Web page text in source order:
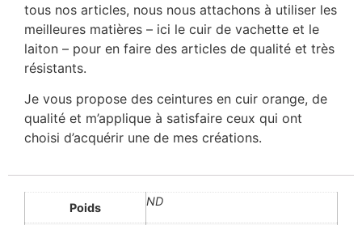
tous nos articles, nous nous attachons à utiliser les
meilleures matières – ici le cuir de vachette et le
laiton – pour en faire des articles de qualité et très
résistants.
Je vous propose des ceintures en cuir orange, de
qualité et m’applique à satisfaire ceux qui ont
choisi d’acquérir une de mes créations.
Poids ND